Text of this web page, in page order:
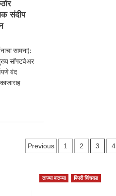
संदीप
सामना):
सॉफ्टवेअर
बंद
Posts
Previous 1 2 3 4
ताज्या बातम्या पिंपरी चिंचवड